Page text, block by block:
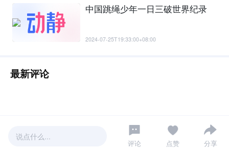
说点什么...
评论 点赞 分享
中国跳绳少年一日三破世界纪录
2024-07-25T19:33:00+08:00
最新评论